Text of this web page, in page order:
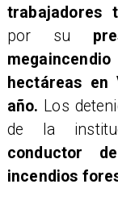
trabajadores
por su
hectáreas
año. Los
de la
conductor
incendios